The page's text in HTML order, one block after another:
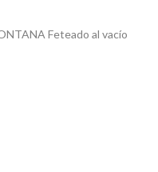
Feteado al vacío